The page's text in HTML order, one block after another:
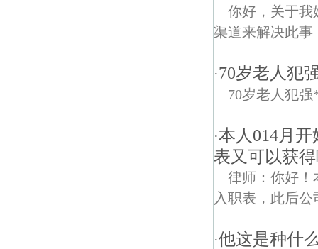
你好，关于我
渠道来解决此
·70岁老人犯
70岁老人犯
·本人014月
表又可以获
律师：你好！
入职表，此后
·他这是种什